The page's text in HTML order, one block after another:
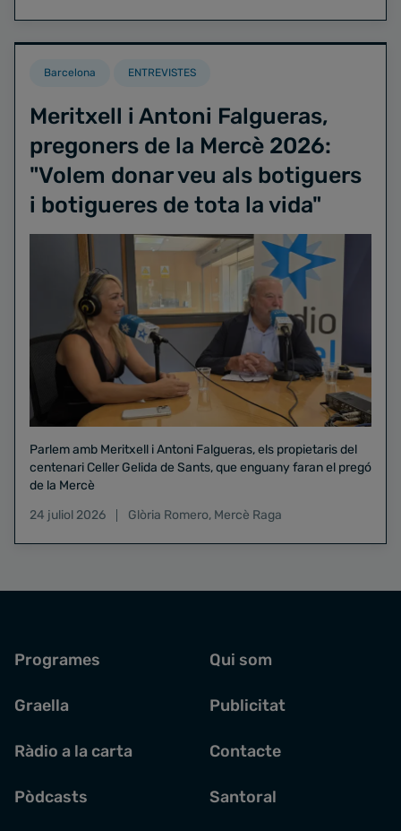
Barcelona ENTREVISTES
Meritxell i Antoni Falgueras,
pregoners de la Mercè 2026:
"Volem donar veu als botiguers
i botigueres de tota la vida"
Parlem amb Meritxell i Antoni Falgueras, els propietaris del
centenari Celler Gelida de Sants, que enguany faran el pregó
de la Mercè
24 juliol 2026
Glòria Romero, Mercè Raga
Programes
Graella
Ràdio a la carta
Pòdcasts
Qui som
Publicitat
Contacte
Santoral